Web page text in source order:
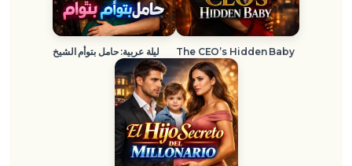
ليلة عربية: حامل بتوأم الشيخ The CEO’s Hidden Baby